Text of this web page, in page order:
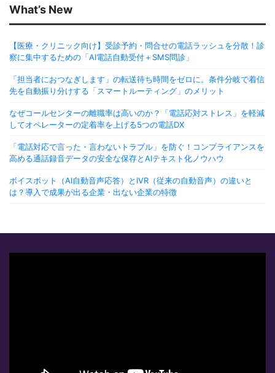
What’s New
【医療・クリニック向け】受診予約・問合せの電話ラッシュを分散！診
察に集中するための「AI電話自動受付＋SMS問診」
「担当者におつなぎします」の転送待ち時間をゼロに。条件分岐で着信
先を自動振り分けする「スマートルーティング」のメリット
なぜコールセンターの離職率は高いのか？「電話応対ストレス」を軽減
してオペレーターの定着率を上げる5つの電話DX
「電話対応で言った・言わないトラブル」を防ぐ！コンプライアンスを
高める通話録音データの安全な保存とAIテキスト化ノウハウ
ボイスボット（AI自動音声応答）とIVR（従来の自動音声）の違いと
は？導入で成果が出る企業・出ない企業の特徴